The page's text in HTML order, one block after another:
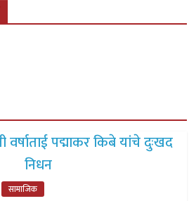
सामाजिक